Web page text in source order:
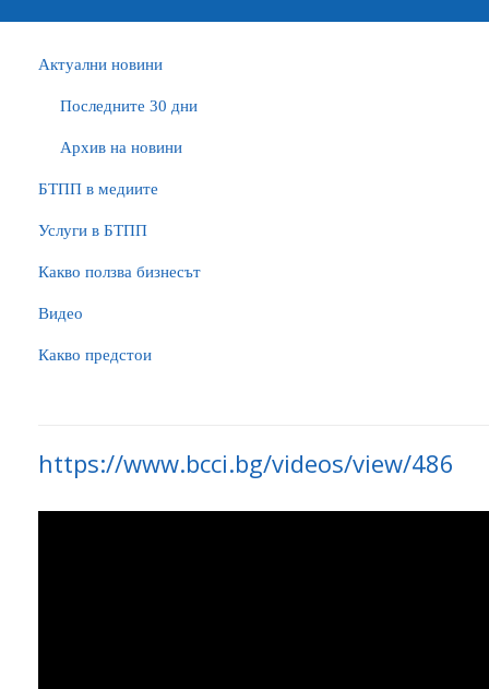
Актуални новини
Последните 30 дни
Архив на новини
БTПП в медиите
Услуги в БТПП
Какво ползва бизнесът
Видео
Какво предстои
https://www.bcci.bg/videos/view/486